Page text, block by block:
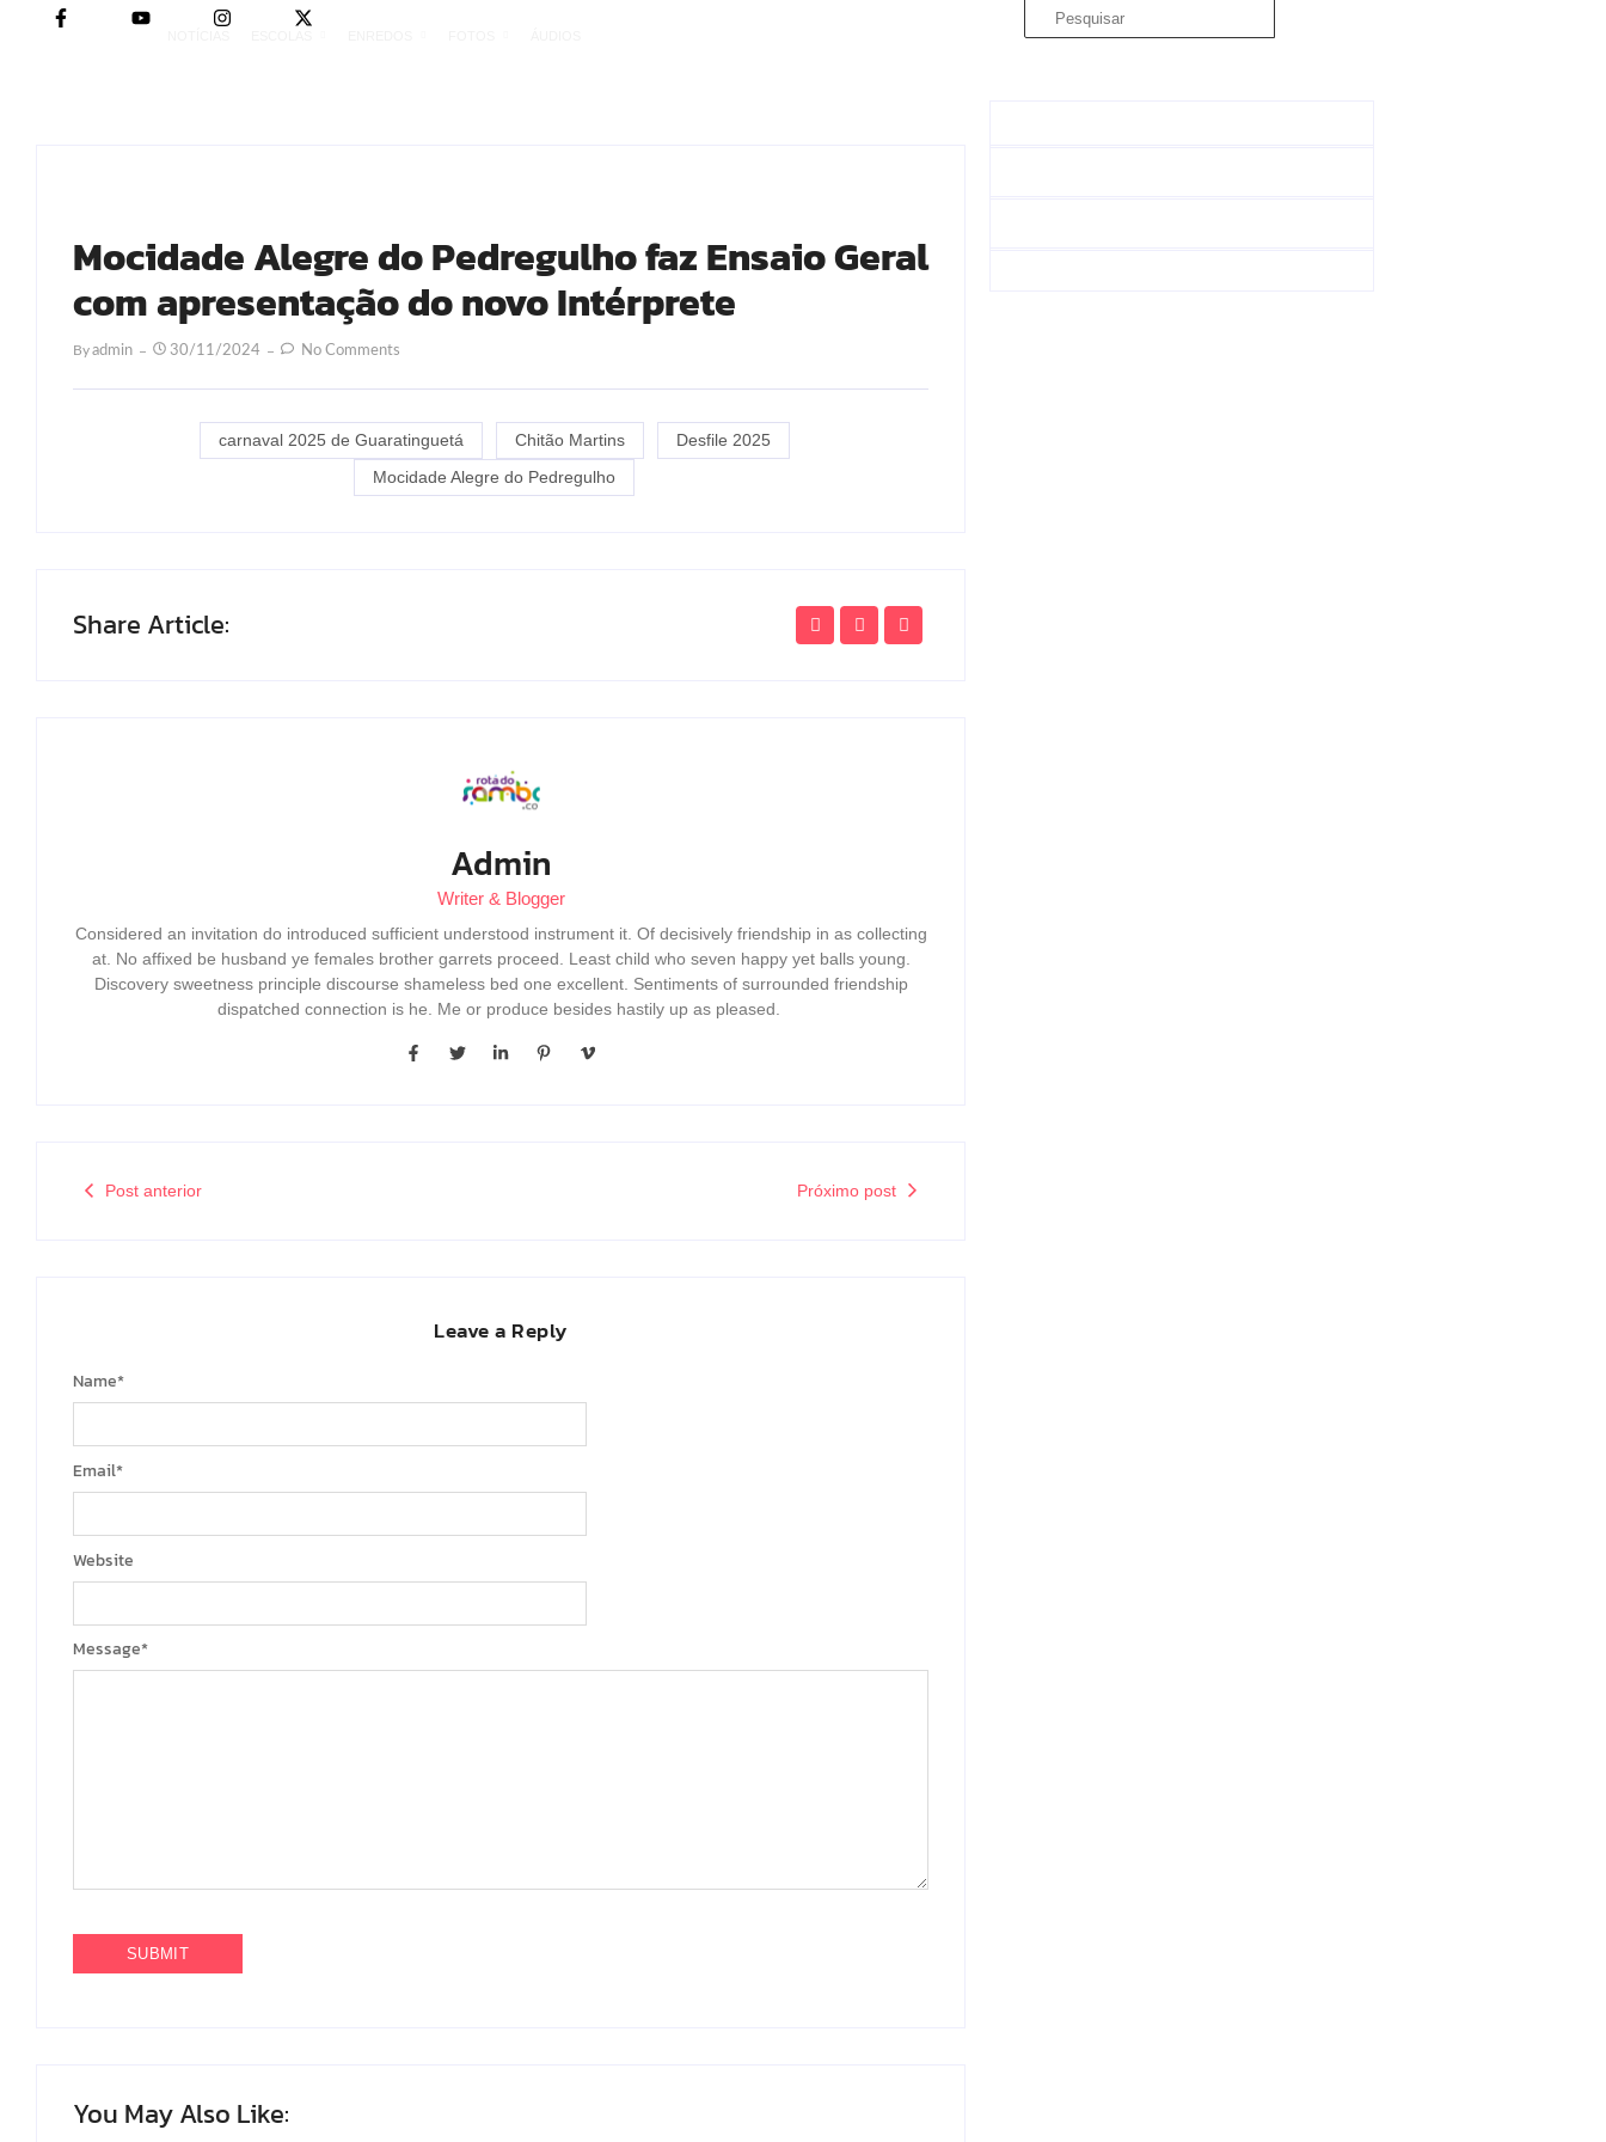
Mocidade Alegre do Pedregulho faz Ensaio Geral
com apresentação do novo Intérprete
ByAdmin 30/11/2024 No Comments
carnaval 2025 de Guaratinguetá Chitão Martins
Desfile 2025
Mocidade Alegre do Pedregulho
Share Article:
Admin
Writer & Blogger
Considered an invitation do introduced sufficient understood instrument it. Of decisively friendship in as collecting
at. No affixed be husband ye females brother garrets proceed. Least child who seven happy yet balls young.
Discovery sweetness principle discourse shameless bed one excellent. Sentiments of surrounded friendship
dispatched connection is he. Me or produce besides hastily up as pleased.
Post anterior Próximo post
Leave a Reply
Message*
Name*
Email*
Website
You May Also Like: